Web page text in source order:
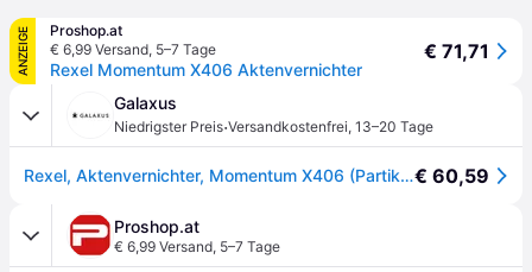
ANZEIGE
Proshop.at
€ 6,99 Versand, 5–7 Tage
Rexel Momentum X406 Aktenvernichter
€ 71,71
Galaxus
Niedrigster Preis·Versandkostenfrei, 13–20 Tage
Rexel, Aktenvernichter, Momentum X406 (Partikelschnitt)€ 60,59
Proshop.at
€ 6,99 Versand, 5–7 Tage